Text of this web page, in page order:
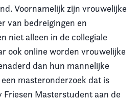
Voornamelijk zijn vrouwelijke
van bedreigingen en
niet alleen in de collegiale
ook online worden vrouwelijke
dan hun mannelijke
masteronderzoek dat is
Friesen Masterstudent aan de